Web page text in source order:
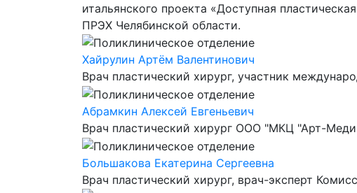
итальянского проекта «Доступная
ПРЭХ Челябинской области.
Хайрулин Артём Валентинович
Врач пластический хирург, участник
Абрамкин Алексей Евгеньевич
Врач пластический хирург ООО "МКЦ "Арт-
Большакова Екатерина Сергеевна
Врач пластический хирург, врач-эксперт